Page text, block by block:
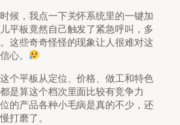
候，我点一下关怀系统里的一键加
平板竟然自己触发了紧急呼叫，多
这些奇奇怪怪的现象让人很难对这
心。
个平板从定位、价格、做工和特色
是算这个档次里面比较有竞争力
的产品各种小毛病是真的不少，还
打磨了。